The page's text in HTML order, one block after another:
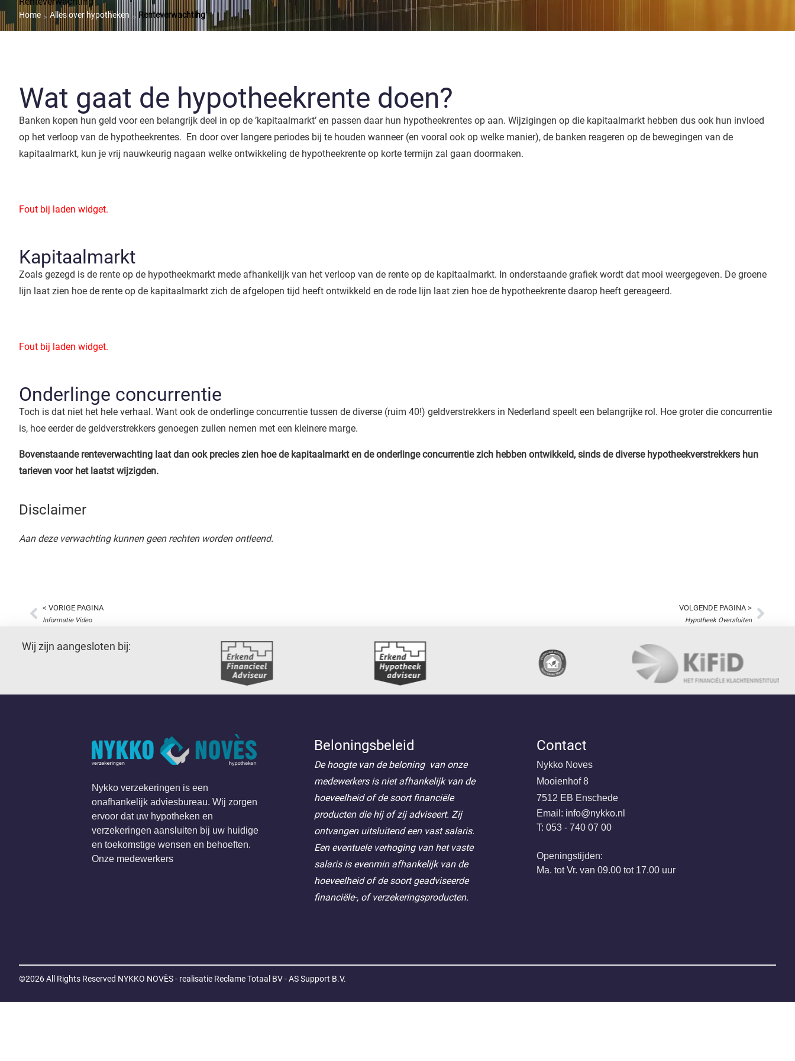
Home > Alles over hypotheken > Renteverwachting
Wat gaat de hypotheekrente doen?
Banken kopen hun geld voor een belangrijk deel in op de ’kapitaalmarkt’ en passen daar hun hypotheekrentes op aan. Wijzigingen op die kapitaalmarkt hebben dus ook hun invloed
op het verloop van de hypotheekrentes. En door over langere periodes bij te houden wanneer (en vooral ook op welke manier), de banken reageren op de bewegingen van de
kapitaalmarkt, kun je vrij nauwkeurig nagaan welke ontwikkeling de hypotheekrente op korte termijn zal gaan doormaken.
Fout bij laden widget.
Kapitaalmarkt
Zoals gezegd is de rente op de hypotheekmarkt mede afhankelijk van het verloop van de rente op de kapitaalmarkt. In onderstaande grafiek wordt dat mooi weergegeven. De groene
lijn laat zien hoe de rente op de kapitaalmarkt zich de afgelopen tijd heeft ontwikkeld en de rode lijn laat zien hoe de hypotheekrente daarop heeft gereageerd.
Fout bij laden widget.
Onderlinge concurrentie
Toch is dat niet het hele verhaal. Want ook de onderlinge concurrentie tussen de diverse (ruim 40!) geldverstrekkers in Nederland speelt een belangrijke rol. Hoe groter die concurrentie
is, hoe eerder de geldverstrekkers genoegen zullen nemen met een kleinere marge.
Bovenstaande renteverwachting laat dan ook precies zien hoe de kapitaalmarkt en de onderlinge concurrentie zich hebben ontwikkeld, sinds de diverse hypotheekverstrekkers hun
tarieven voor het laatst wijzigden.
Disclaimer
Aan deze verwachting kunnen geen rechten worden ontleend.
< VORIGE PAGINA
Informatie Video
VOLGENDE PAGINA >
Hypotheek Oversluiten
Wij zijn aangesloten bij:
Nykko verzekeringen is een
onafhankelijk adviesbureau. Wij zorgen
ervoor dat uw hypotheken en
verzekeringen aansluiten bij uw huidige
en toekomstige wensen en behoeften.
Onze medewerkers
Beloningsbeleid
De hoogte van de beloning van onze
medewerkers is niet afhankelijk van de
hoeveelheid of de soort financiële
producten die hij of zij adviseert. Zij
ontvangen uitsluitend een vast salaris.
Een eventuele verhoging van het vaste
salaris is evenmin afhankelijk van de
hoeveelheid of de soort geadviseerde
financiële-, of verzekeringsproducten.
Contact
Nykko Noves
Mooienhof 8
7512 EB Enschede
Email:
ln.okkyn
@ofni
T: 053 - 740 07 00
Openingstijden:
Ma. tot Vr. van 09.00 tot 17.00 uur
©2026 All Rights Reserved NYKKO NOVÈS - realisatie Reclame Totaal BV - AS Support B.V.